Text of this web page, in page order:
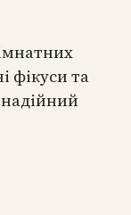
фікуси та